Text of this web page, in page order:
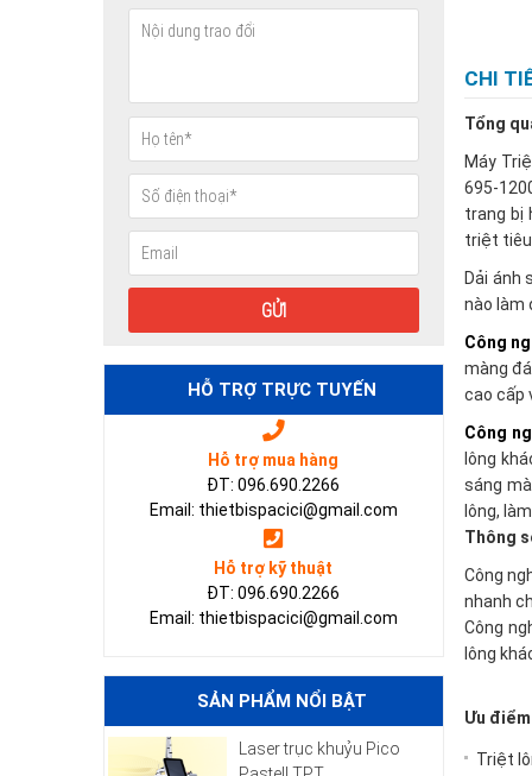
CHI
Tổng
Máy
695-
trang bị
triệt tiêu
Dải ánh
nào làm
Công
màng
cao cấp
Công
lông
sáng
lông,
Thông
Công
nhanh
Công
lông
Ưu điểm
Triệt
HỖ TRỢ TRỰC TUYẾN
Hỗ trợ mua hàng
ĐT: 096.690.2266
Email: thietbispacici@gmail.com
Hỗ trợ kỹ thuật
ĐT: 096.690.2266
Email: thietbispacici@gmail.com
SẢN PHẨM NỔI BẬT
Laser trục khuỷu Pico